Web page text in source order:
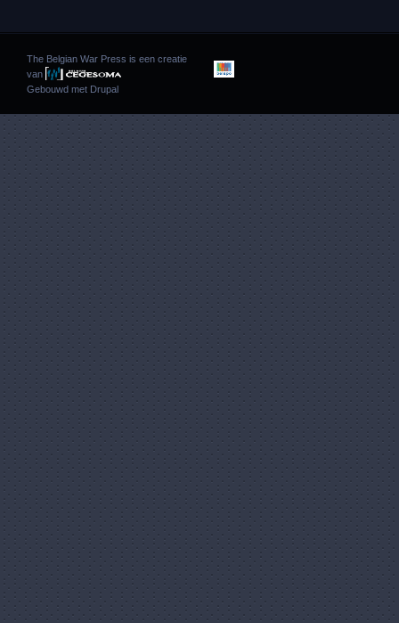
The Belgian War Press is een creatie
van
Gebouwd met Drupal